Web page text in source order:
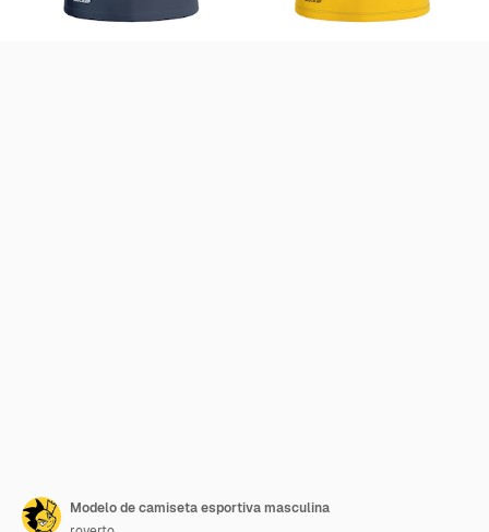
Modelo de camiseta esportiva masculina